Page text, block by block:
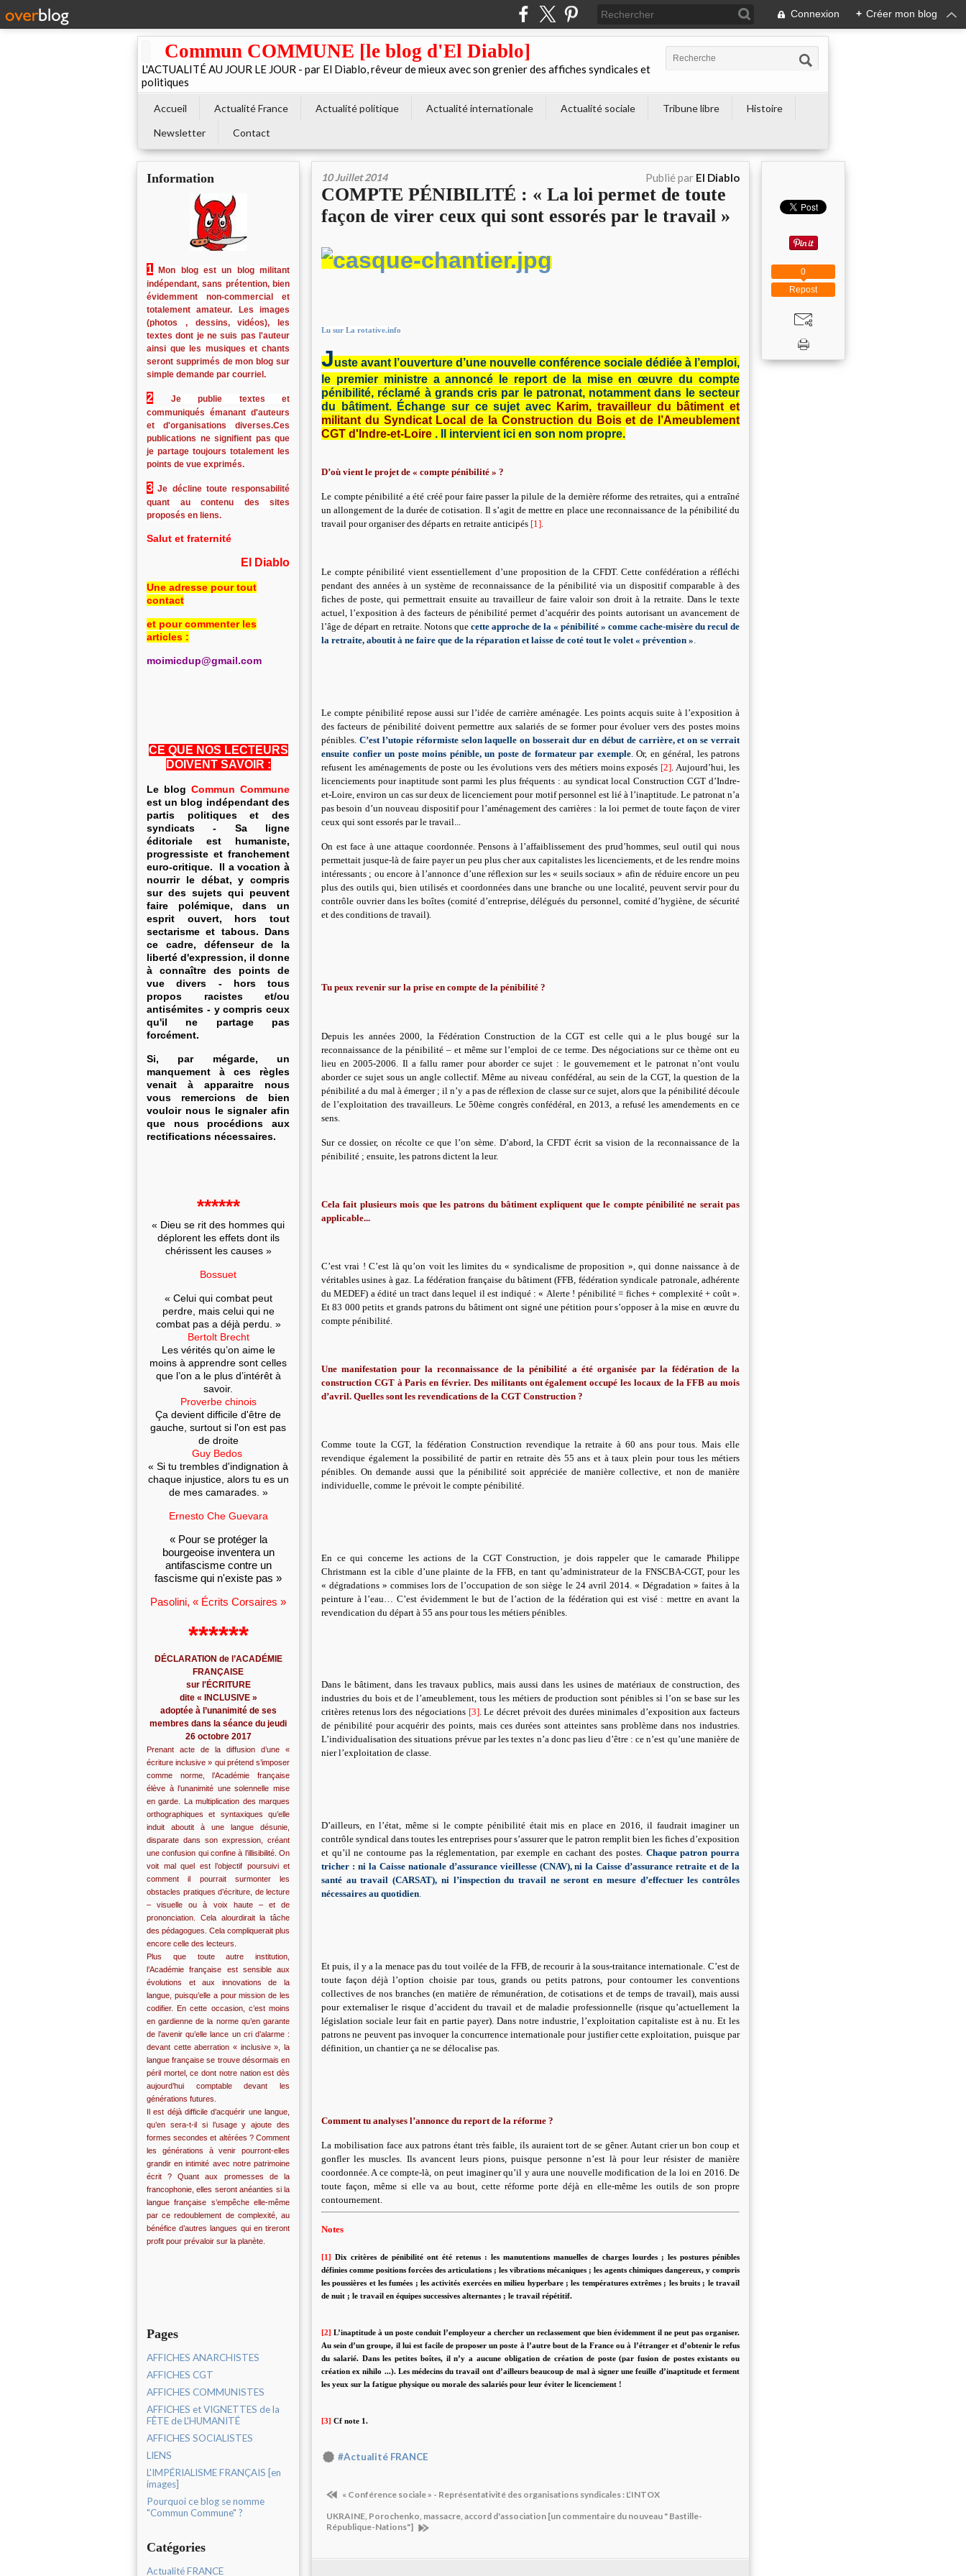
Connexion + Créer mon blog
Commun COMMUNE [le blog d'El Diablo]
L'ACTUALITÉ AU JOUR LE JOUR - par El Diablo, rêveur de mieux avec son grenier des affiches syndicales et
politiques
Accueil Actualité France Actualité politique Actualité internationale Actualité sociale Tribune libre
Histoire
Newsletter
Contact
Information
1
Mon blog est un blog militant
indépendant, sans prétention, bien
évidemment non-commercial et
totalement amateur. Les images
(photos , dessins, vidéos), les
textes dont je ne suis pas l'auteur
ainsi que les musiques et chants
seront supprimés de mon blog sur
simple demande par courriel.
2
Je publie textes et
communiqués émanant d'auteurs
et d'organisations diverses.Ces
publications ne signifient pas que
je partage toujours totalement les
points de vue exprimés.
3 Je décline toute responsabilité
quant au contenu des sites
proposés en liens.
Salut et fraternité
El Diablo
Une adresse pour tout
contact
et pour commenter les
articles :
moimicdup@gmail.com
CE QUE NOS LECTEURS
DOIVENT SAVOIR :
Le blog Commun Commune
est un blog indépendant des
partis politiques et des
syndicats - Sa ligne
éditoriale est humaniste,
progressiste et franchement
euro-critique. Il a vocation à
nourrir le débat, y compris
sur des sujets qui peuvent
faire polémique, dans un
esprit ouvert, hors tout
sectarisme et tabous. Dans
ce cadre, défenseur de la
liberté d'expression, il donne
à connaître des points de
vue divers - hors tous
propos racistes et/ou
antisémites - y compris ceux
qu'il ne partage pas
forcément.
Si, par mégarde, un
manquement à ces règles
venait à apparaitre nous
vous remercions de bien
vouloir nous le signaler afin
que nous procédions aux
rectifications nécessaires.
******
« Dieu se rit des hommes qui
déplorent les effets dont ils
chérissent les causes »
Bossuet
« Celui qui combat peut
perdre, mais celui qui ne
combat pas a déjà perdu. »
Bertolt Brecht
Les vérités qu’on aime le
moins à apprendre sont celles
que l’on a le plus d’intérêt à
savoir.
Proverbe chinois
Ça devient difficile d'être de
gauche, surtout si l'on est pas
de droite
Guy Bedos
« Si tu trembles d'indignation à
chaque injustice, alors tu es un
de mes camarades. »
Ernesto Che Guevara
« Pour se protéger la
bourgeoise inventera un
antifascisme contre un
fascisme qui n'existe pas »
Pasolini, « Écrits Corsaires »
******
DÉCLARATION de l’ACADÉMIE
FRANÇAISE
sur l'ÉCRITURE
dite « INCLUSIVE »
adoptée à l’unanimité de ses
membres dans la séance du jeudi
26 octobre 2017
Prenant acte de la diffusion d’une «
écriture inclusive » qui prétend s’imposer
comme norme, l’Académie française
élève à l’unanimité une solennelle mise
en garde. La multiplication des marques
orthographiques et syntaxiques qu’elle
induit aboutit à une langue désunie,
disparate dans son expression, créant
une confusion qui confine à l’illisibilité. On
voit mal quel est l’objectif poursuivi et
comment il pourrait surmonter les
obstacles pratiques d’écriture, de lecture
– visuelle ou à voix haute – et de
prononciation. Cela alourdirait la tâche
des pédagogues. Cela compliquerait plus
encore celle des lecteurs.
Plus que toute autre institution,
l’Académie française est sensible aux
évolutions et aux innovations de la
langue, puisqu’elle a pour mission de les
codifier. En cette occasion, c’est moins
en gardienne de la norme qu’en garante
de l’avenir qu’elle lance un cri d’alarme :
devant cette aberration « inclusive », la
langue française se trouve désormais en
péril mortel, ce dont notre nation est dès
aujourd’hui comptable devant les
générations futures.
Il est déjà difficile d’acquérir une langue,
qu’en sera-t-il si l’usage y ajoute des
formes secondes et altérées ? Comment
les générations à venir pourront-elles
grandir en intimité avec notre patrimoine
écrit ? Quant aux promesses de la
francophonie, elles seront anéanties si la
langue française s’empêche elle-même
par ce redoublement de complexité, au
bénéfice d’autres langues qui en tireront
profit pour prévaloir sur la planète.
Pages
AFFICHES ANARCHISTES
AFFICHES CGT
AFFICHES COMMUNISTES
AFFICHES et VIGNETTES de la
FÊTE de L'HUMANITÉ
AFFICHES SOCIALISTES
LIENS
L'IMPÉRIALISME FRANÇAIS [en
images]
Pourquoi ce blog se nomme
"Commun Commune" ?
Catégories
Actualité FRANCE
10 Juillet 2014 Publié par El Diablo
COMPTE PÉNIBILITÉ : « La loi permet de toute
façon de virer ceux qui sont essorés par le travail »
Lu sur La rotative.info
Juste avant l’ouverture d’une nouvelle conférence sociale dédiée à l’emploi,
le premier ministre a annoncé le report de la mise en œuvre du compte
pénibilité, réclamé à grands cris par le patronat, notamment dans le secteur
du bâtiment. Échange sur ce sujet avec Karim, travailleur du bâtiment et
militant du Syndicat Local de la Construction du Bois et de l’Ameublement
CGT d'Indre-et-Loire . Il intervient ici en son nom propre.
D’où vient le projet de « compte pénibilité » ?
Le compte pénibilité a été créé pour faire passer la pilule de la dernière réforme des retraites, qui a entraîné
un allongement de la durée de cotisation. Il s’agit de mettre en place une reconnaissance de la pénibilité du
travail pour organiser des départs en retraite anticipés [1].
Le compte pénibilité vient essentiellement d’une proposition de la CFDT. Cette confédération a réfléchi
pendant des années à un système de reconnaissance de la pénibilité via un dispositif comparable à des
fiches de poste, qui permettrait ensuite au travailleur de faire valoir son droit à la retraite. Dans le texte
actuel, l’exposition à des facteurs de pénibilité permet d’acquérir des points autorisant un avancement de
l’âge de départ en retraite. Notons que cette approche de la « pénibilité » comme cache-misère du recul de
la retraite, aboutit à ne faire que de la réparation et laisse de coté tout le volet « prévention ».
Le compte pénibilité repose aussi sur l’idée de carrière aménagée. Les points acquis suite à l’exposition à
des facteurs de pénibilité doivent permettre aux salariés de se former pour évoluer vers des postes moins
pénibles. C’est l’utopie réformiste selon laquelle on bosserait dur en début de carrière, et on se verrait
ensuite confier un poste moins pénible, un poste de formateur par exemple. Or, en général, les patrons
refusent les aménagements de poste ou les évolutions vers des métiers moins exposés [2]. Aujourd’hui, les
licenciements pour inaptitude sont parmi les plus fréquents : au syndicat local Construction CGT d’Indre-
et-Loire, environ un cas sur deux de licenciement pour motif personnel est lié à l’inaptitude. Le patronat n’a
pas besoin d’un nouveau dispositif pour l’aménagement des carrières : la loi permet de toute façon de virer
ceux qui sont essorés par le travail...
On est face à une attaque coordonnée. Pensons à l’affaiblissement des prud’hommes, seul outil qui nous
permettait jusque-là de faire payer un peu plus cher aux capitalistes les licenciements, et de les rendre moins
intéressants ; ou encore à l’annonce d’une réflexion sur les « seuils sociaux » afin de réduire encore un peu
plus des outils qui, bien utilisés et coordonnées dans une branche ou une localité, peuvent servir pour du
contrôle ouvrier dans les boîtes (comité d’entreprise, délégués du personnel, comité d’hygiène, de sécurité
et des conditions de travail).
Tu peux revenir sur la prise en compte de la pénibilité ?
Depuis les années 2000, la Fédération Construction de la CGT est celle qui a le plus bougé sur la
reconnaissance de la pénibilité – et même sur l’emploi de ce terme. Des négociations sur ce thème ont eu
lieu en 2005-2006. Il a fallu ramer pour aborder ce sujet : le gouvernement et le patronat n’ont voulu
aborder ce sujet sous un angle collectif. Même au niveau confédéral, au sein de la CGT, la question de la
pénibilité a du mal à émerger ; il n’y a pas de réflexion de classe sur ce sujet, alors que la pénibilité découle
de l’exploitation des travailleurs. Le 50ème congrès confédéral, en 2013, a refusé les amendements en ce
sens.
Sur ce dossier, on récolte ce que l’on sème. D’abord, la CFDT écrit sa vision de la reconnaissance de la
pénibilité ; ensuite, les patrons dictent la leur.
Cela fait plusieurs mois que les patrons du bâtiment expliquent que le compte pénibilité ne serait pas
applicable...
C’est vrai ! C’est là qu’on voit les limites du « syndicalisme de proposition », qui donne naissance à de
véritables usines à gaz. La fédération française du bâtiment (FFB, fédération syndicale patronale, adhérente
du MEDEF) a édité un tract dans lequel il est indiqué : « Alerte ! pénibilité = fiches + complexité + coût ».
Et 83 000 petits et grands patrons du bâtiment ont signé une pétition pour s’opposer à la mise en œuvre du
compte pénibilité.
Une manifestation pour la reconnaissance de la pénibilité a été organisée par la fédération de la
construction CGT à Paris en février. Des militants ont également occupé les locaux de la FFB au mois
d’avril. Quelles sont les revendications de la CGT Construction ?
Comme toute la CGT, la fédération Construction revendique la retraite à 60 ans pour tous. Mais elle
revendique également la possibilité de partir en retraite dès 55 ans et à taux plein pour tous les métiers
pénibles. On demande aussi que la pénibilité soit appréciée de manière collective, et non de manière
individuelle, comme le prévoit le compte pénibilité.
En ce qui concerne les actions de la CGT Construction, je dois rappeler que le camarade Philippe
Christmann est la cible d’une plainte de la FFB, en tant qu’administrateur de la FNSCBA-CGT, pour les
« dégradations » commises lors de l’occupation de son siège le 24 avril 2014. « Dégradation » faites à la
peinture à l’eau… C’est évidemment le but de l’action de la fédération qui est visé : mettre en avant la
revendication du départ à 55 ans pour tous les métiers pénibles.
Dans le bâtiment, dans les travaux publics, mais aussi dans les usines de matériaux de construction, des
industries du bois et de l’ameublement, tous les métiers de production sont pénibles si l’on se base sur les
critères retenus lors des négociations [3]. Le décret prévoit des durées minimales d’exposition aux facteurs
de pénibilité pour acquérir des points, mais ces durées sont atteintes sans problème dans nos industries.
L’individualisation des situations prévue par les textes n’a donc pas lieu d’être : ce n’est qu’une manière de
nier l’exploitation de classe.
D’ailleurs, en l’état, même si le compte pénibilité était mis en place en 2016, il faudrait imaginer un
contrôle syndical dans toutes les entreprises pour s’assurer que le patron remplit bien les fiches d’exposition
et qu’il ne contourne pas la réglementation, par exemple en cachant des postes. Chaque patron pourra
tricher : ni la Caisse nationale d’assurance vieillesse (CNAV), ni la Caisse d’assurance retraite et de la
santé au travail (CARSAT), ni l’inspection du travail ne seront en mesure d’effectuer les contrôles
nécessaires au quotidien.
Et puis, il y a la menace pas du tout voilée de la FFB, de recourir à la sous-traitance internationale. C’est de
toute façon déjà l’option choisie par tous, grands ou petits patrons, pour contourner les conventions
collectives de nos branches (en matière de rémunération, de cotisations et de temps de travail), mais aussi
pour externaliser le risque d’accident du travail et de maladie professionnelle (risque qu’actuellement la
législation sociale leur fait en partie payer). Dans notre industrie, l’exploitation capitaliste est à nu. Et les
patrons ne peuvent pas invoquer la concurrence internationale pour justifier cette exploitation, puisque par
définition, un chantier ça ne se délocalise pas.
Comment tu analyses l’annonce du report de la réforme ?
La mobilisation face aux patrons étant très faible, ils auraient tort de se gêner. Autant crier un bon coup et
gonfler les muscles. Ils avancent leurs pions, puisque personne n’est là pour leur résister de manière
coordonnée. A ce compte-là, on peut imaginer qu’il y aura une nouvelle modification de la loi en 2016. De
toute façon, même si elle va au bout, cette réforme porte déjà en elle-même les outils de son propre
contournement.
Notes
[1]
Dix critères de pénibilité ont été retenus : les manutentions manuelles de charges lourdes ; les postures pénibles
définies comme positions forcées des articulations ; les vibrations mécaniques ; les agents chimiques dangereux, y compris
les poussières et les fumées ; les activités exercées en milieu hyperbare ; les températures extrêmes ; les bruits ; le travail
de nuit ; le travail en équipes successives alternantes ; le travail répétitif.
[2]
L’inaptitude à un poste conduit l’employeur a chercher un reclassement que bien évidemment il ne peut pas organiser.
Au sein d’un groupe, il lui est facile de proposer un poste à l’autre bout de la France ou à l’étranger et d’obtenir le refus
du salarié. Dans les petites boîtes, il n’y a aucune obligation de création de poste (par fusion de postes existants ou
création ex nihilo ...). Les médecins du travail ont d’ailleurs beaucoup de mal à signer une feuille d’inaptitude et ferment
les yeux sur la fatigue physique ou morale des salariés pour leur éviter le licenciement !
[3] Cf note 1.
#Actualité FRANCE
« Conférence sociale » - Représentativité des organisations syndicales : L’INTOX
UKRAINE, Porochenko, massacre, accord d'association [un commentaire du nouveau " Bastille-
République-Nations"]
Repost
0